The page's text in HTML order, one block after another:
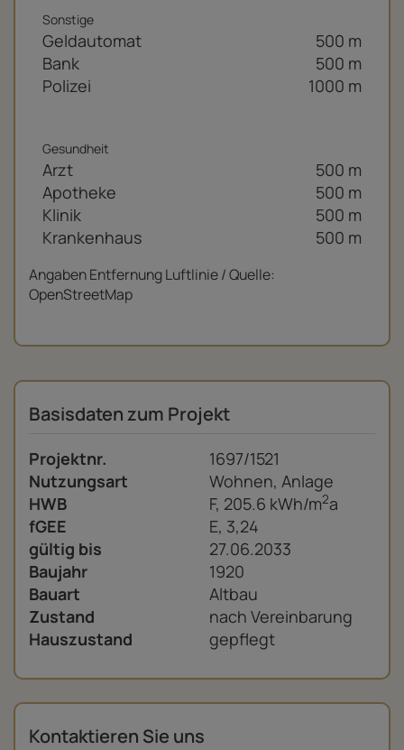
Sonstige
Geldautomat
500 m
Bank
500 m
Polizei
1000 m
Gesundheit
Arzt
500 m
Apotheke
500 m
Klinik
500 m
Krankenhaus
500 m
Angaben Entfernung Luftlinie / Quelle:
OpenStreetMap
Basisdaten zum Projekt
Projektnr.
1697/1521
Nutzungsart
Wohnen Anlage
HWB
F, 205.6 kWh/m2a
fGEE
E, 3,24
gültig bis
27.06.2033
Baujahr
1920
Bauart
Altbau
Zustand
nach Vereinbarung
Hauszustand
gepflegt
Kontaktieren Sie uns